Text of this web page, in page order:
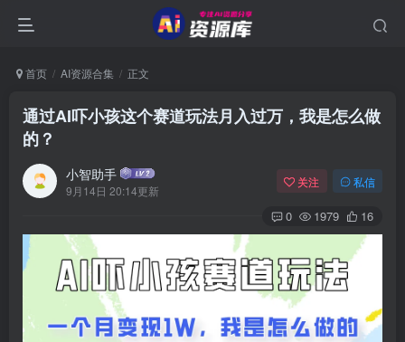
首页 AI资源合集 正文
通过AI吓小孩这个赛道玩法月入过万，我是怎么做
的？
小智助手
9月14日 20:14更新
关注 私信
0 1979 16